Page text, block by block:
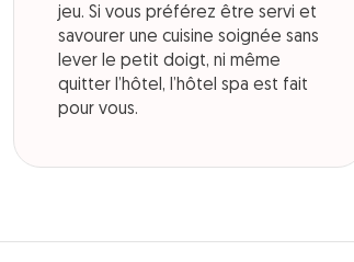
jeu. Si vous préférez être servi et
savourer une cuisine soignée sans
lever le petit doigt, ni même
quitter l’hôtel, l’hôtel spa est fait
pour vous.